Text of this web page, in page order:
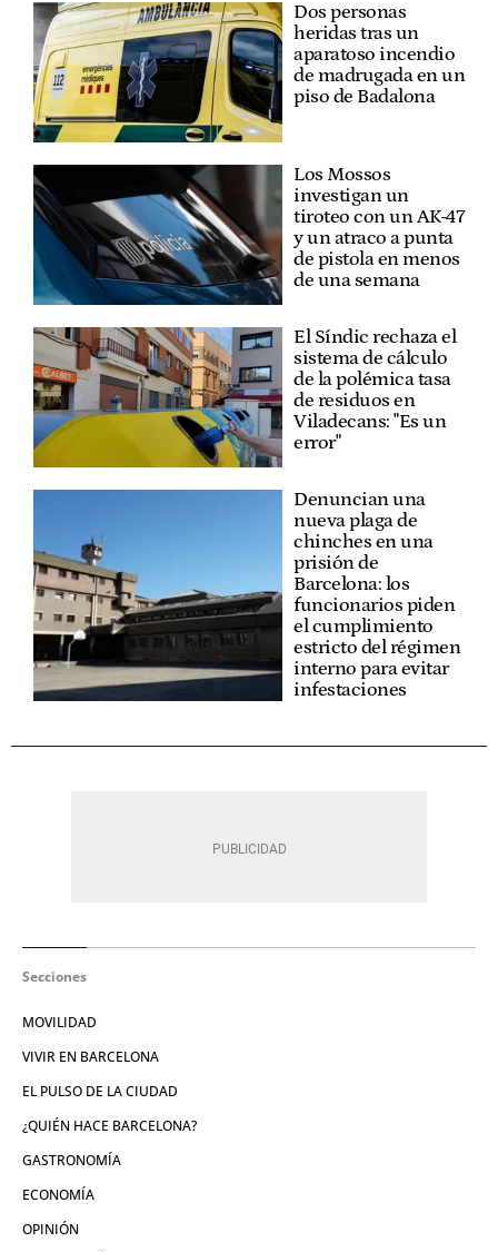
Dos personas
heridas tras un
aparatoso incendio
de madrugada en un
piso de Badalona
Los Mossos
investigan un
tiroteo con un AK-47
y un atraco a punta
de pistola en menos
de una semana
El Síndic rechaza el
sistema de cálculo
de la polémica tasa
de residuos en
Viladecans: "Es un
error"
Denuncian una
nueva plaga de
chinches en una
prisión de
Barcelona: los
funcionarios piden
el cumplimiento
estricto del régimen
interno para evitar
infestaciones
Secciones
MOVILIDAD
VIVIR EN BARCELONA
EL PULSO DE LA CIUDAD
¿QUIÉN HACE BARCELONA?
GASTRONOMÍA
ECONOMÍA
OPINIÓN